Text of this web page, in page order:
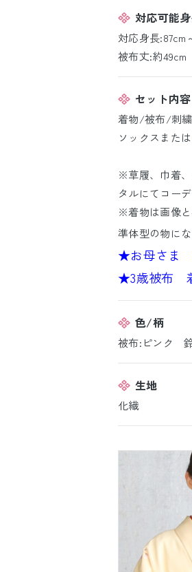
対応可能
対応身長:87cm
被布丈:約
セット内容
着物/被布/刺
ソックスまた
※草履、巾着
タルにてコー
※着物は画像
準体型の物に
★お母さま
★3歳被布
色/柄
被布:ピンク
生地
化繊